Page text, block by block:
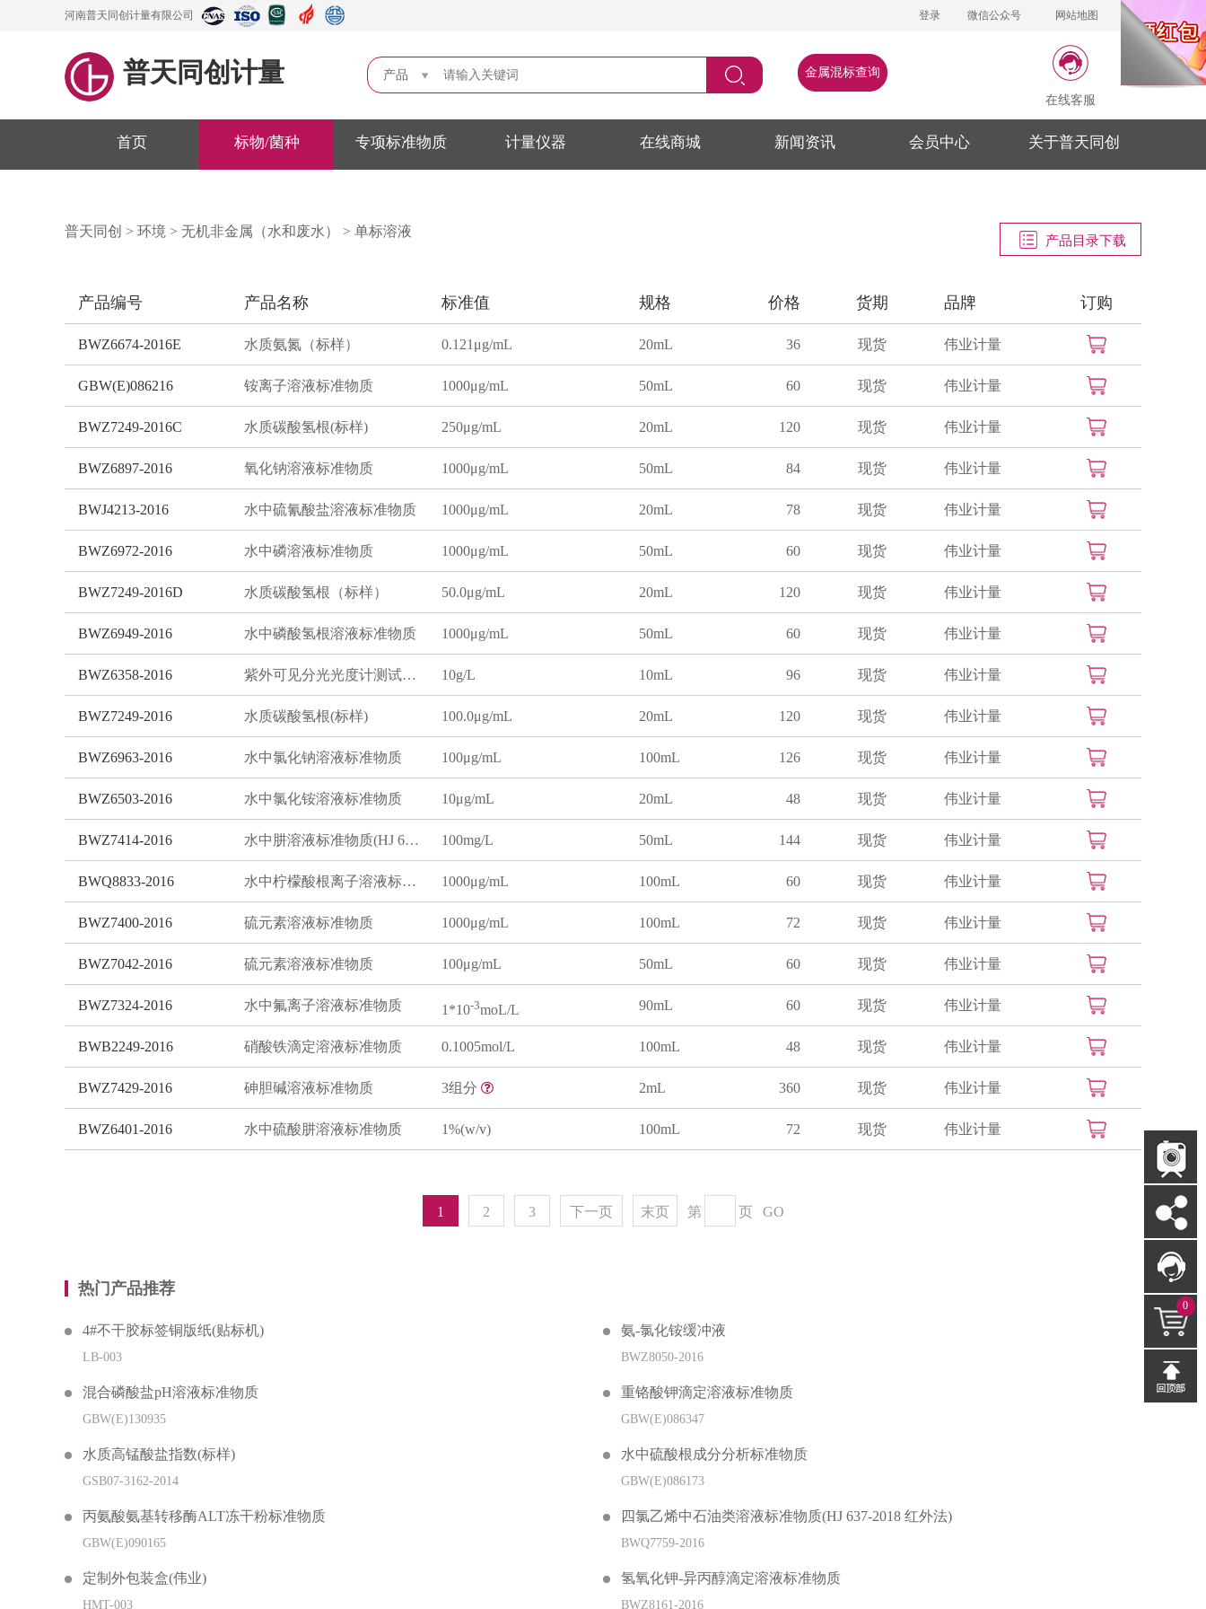
河南普天同创计量有限公司 登录 微信公众号 网站地图
普天同创计量 产品 金属混标查询
在线客服
首页 标物/菌种 专项标准物质 计量仪器 在线商城 新闻资讯 会员中心 关于普天同创
普天同创 > 环境 > 无机非金属（水和废水） > 单标溶液
产品目录下载
产品编号 产品名称 标准值 规格 价格 货期 品牌 订购
BWZ6674-2016E 水质氨氮（标样） 0.121μg/mL 20mL 36 现货 伟业计量
GBW(E)086216 铵离子溶液标准物质 1000μg/mL 50mL 60 现货 伟业计量
BWZ7249-2016C 水质碳酸氢根(标样) 250μg/mL 20mL 120 现货 伟业计量
BWZ6897-2016 氧化钠溶液标准物质 1000μg/mL 50mL 84 现货 伟业计量
BWJ4213-2016 水中硫氰酸盐溶液标准物质 1000μg/mL 20mL 78 现货 伟业计量
BWZ6972-2016 水中磷溶液标准物质 1000μg/mL 50mL 60 现货 伟业计量
BWZ7249-2016D 水质碳酸氢根（标样） 50.0μg/mL 20mL 120 现货 伟业计量
BWZ6949-2016 水中磷酸氢根溶液标准物质 1000μg/mL 50mL 60 现货 伟业计量
BWZ6358-2016 紫外可见分光光度计测试用碘化钠溶液标准物质 10g/L 10mL 96 现货 伟业计量
BWZ7249-2016 水质碳酸氢根(标样) 100.0μg/mL 20mL 120 现货 伟业计量
BWZ6963-2016 水中氯化钠溶液标准物质 100μg/mL 100mL 126 现货 伟业计量
BWZ6503-2016 水中氯化铵溶液标准物质 10μg/mL 20mL 48 现货 伟业计量
BWZ7414-2016 水中肼溶液标准物质(HJ 674-2013) 100mg/L 50mL 144 现货 伟业计量
BWQ8833-2016 水中柠檬酸根离子溶液标准物质 1000μg/mL 100mL 60 现货 伟业计量
BWZ7400-2016 硫元素溶液标准物质 1000μg/mL 100mL 72 现货 伟业计量
BWZ7042-2016 硫元素溶液标准物质 100μg/mL 50mL 60 现货 伟业计量
BWZ7324-2016 水中氟离子溶液标准物质 1*10-3moL/L 90mL 60 现货 伟业计量
BWB2249-2016 硝酸铁滴定溶液标准物质 0.1005mol/L 100mL 48 现货 伟业计量
BWZ7429-2016 砷胆碱溶液标准物质 3组分 2mL 360 现货 伟业计量
BWZ6401-2016 水中硫酸肼溶液标准物质 1%(w/v) 100mL 72 现货 伟业计量
1 2 3 下一页 末页 第 页 GO
热门产品推荐
4#不干胶标签铜版纸(贴标机)
LB-003
混合磷酸盐pH溶液标准物质
GBW(E)130935
水质高锰酸盐指数(标样)
GSB07-3162-2014
丙氨酸氨基转移酶ALT冻干粉标准物质
GBW(E)090165
定制外包装盒(伟业)
HMT-003
氨-氯化铵缓冲液
BWZ8050-2016
重铬酸钾滴定溶液标准物质
GBW(E)086347
水中硫酸根成分分析标准物质
GBW(E)086173
四氯乙烯中石油类溶液标准物质(HJ 637-2018 红外法)
BWQ7759-2016
氢氧化钾-异丙醇滴定溶液标准物质
BWZ8161-2016
0